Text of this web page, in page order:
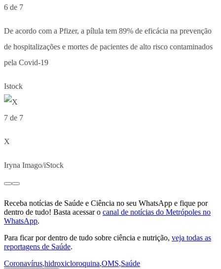
6 de 7
De acordo com a Pfizer, a pílula tem 89% de eficácia na prevenção
de hospitalizações e mortes de pacientes de alto risco contaminados
pela Covid-19
Istock
7 de 7
X
Iryna Imago/iStock
Receba notícias de Saúde e Ciência no seu WhatsApp e fique por
dentro de tudo! Basta acessar o canal de notícias do Metrópoles no
WhatsApp.
Para ficar por dentro de tudo sobre ciência e nutrição, veja todas as
reportagens de Saúde.
Coronavírus,hidroxicloroquina,OMS,Saúde